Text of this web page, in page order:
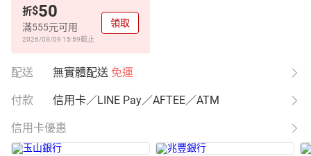
折$50
滿555元可用
2026/08/09 15:59截止
領取
配送 無實體配送 免運
付款 信用卡／LINE Pay／AFTEE／ATM
信用卡優惠